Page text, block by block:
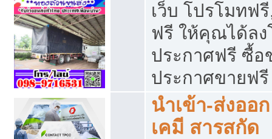
เว็บ โปรโมทฟ
ฟรี ให้คุณได้ล
ประกาศฟรี ซื้อ
ประกาศขายฟรี
นำเข้า-ส่งออ
เคมี สารสกัด